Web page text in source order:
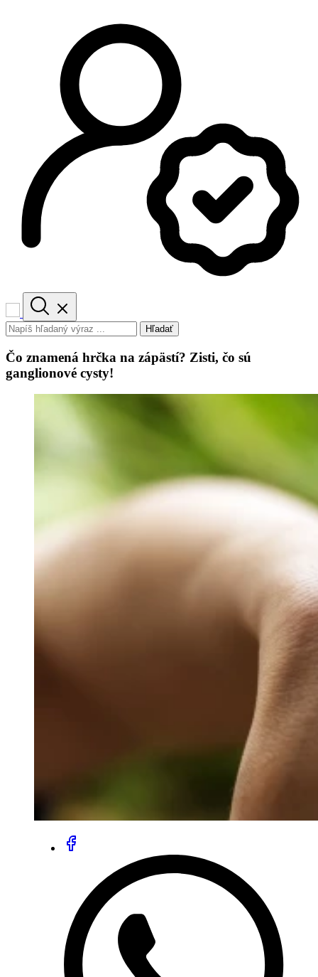
Hľadať
Čo znamená hrčka na zápästí? Zisti, čo sú
ganglionové cysty!